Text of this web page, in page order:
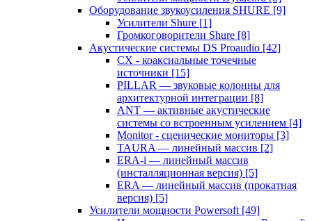
Оборудование звукоусиления SHURE [9]
Усилители Shure [1]
Громкоговорители Shure [8]
Акустические системы DS Proaudio [42]
CX - коаксиальные точечные
источники [15]
PILLAR — звуковые колонны для
архитектурной интеграции [8]
ANT — активные акустические
системы со встроенным усилением [4]
Monitor - сценические мониторы [3]
TAURA — линейный массив [2]
ERA-i — линейный массив
(инсталляционная версия) [5]
ERA — линейный массив (прокатная
версия) [5]
Усилители мощности Powersoft [49]